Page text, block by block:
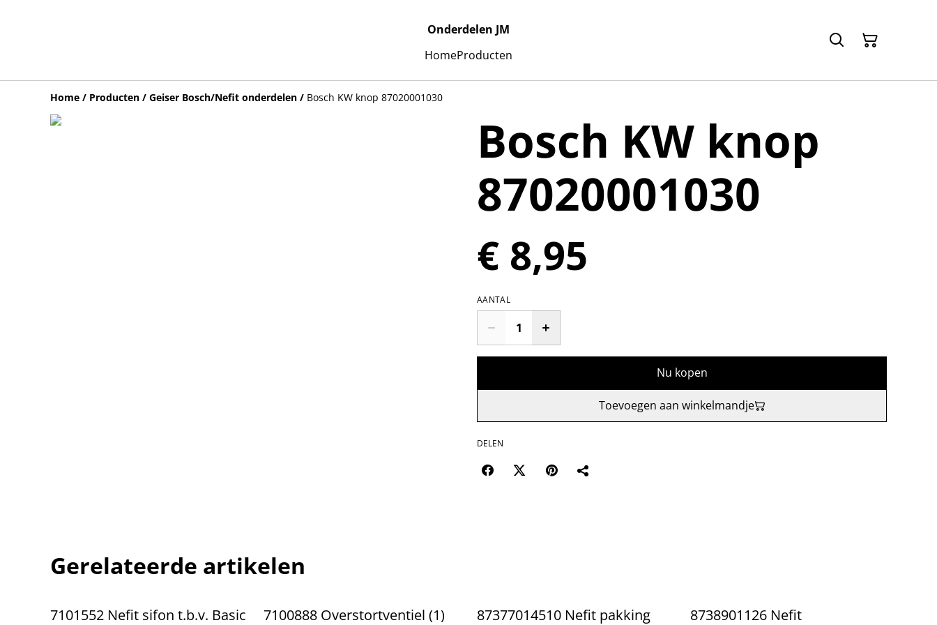
Onderdelen JM
HomeProducten
Home / Producten / Geiser Bosch/Nefit onderdelen / Bosch KW knop 87020001030
Bosch KW knop
87020001030
€ 8,95
AANTAL
Nu kopen
Toevoegen aan winkelmandje
DELEN
Gerelateerde artikelen
7101552 Nefit sifon t.b.v. Basic
7100888 Overstortventiel (1)
87377014510 Nefit pakking
8738901126 Nefit